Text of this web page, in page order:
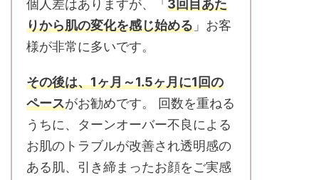
個人差はありますが、「 3回目あた
りから肌の変化を感じ始める 」お客
様が非常に多いです。
その後は、1ヶ月～1.5ヶ月に1回の
ペースがお勧めです。 回数を重ねる
うちに、ターンオーバー不良による
お肌のトラブルが改善され透明感の
ある肌、引き締まったお顔をご実感